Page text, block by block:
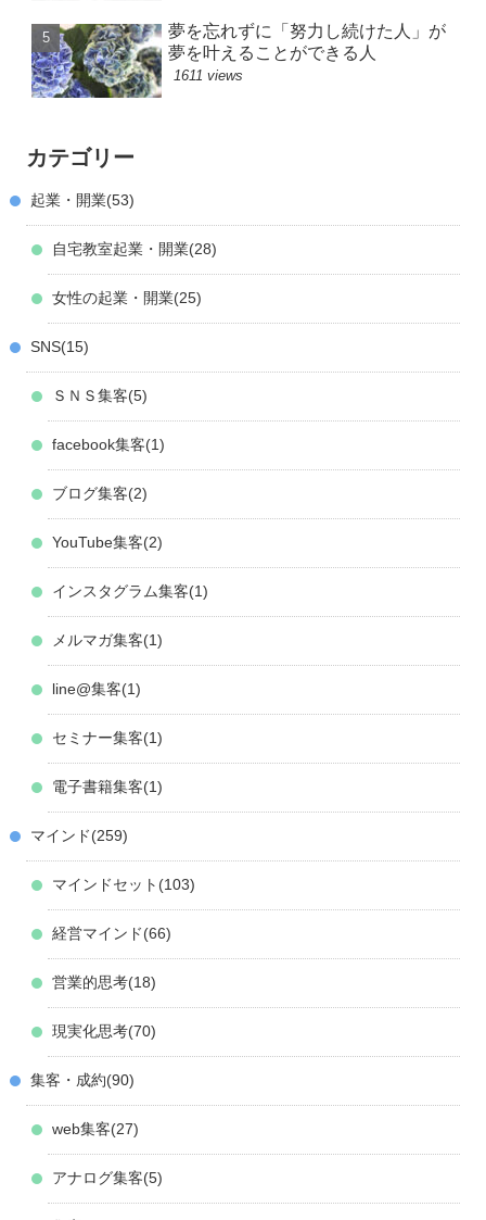
夢を忘れずに「努力し続けた人」が
夢を叶えることができる人
1611 views
カテゴリー
起業・開業 53
自宅教室起業・開業 28
女性の起業・開業 25
SNS 15
ＳＮＳ集客 5
facebook集客 1
ブログ集客 2
YouTube集客 2
インスタグラム集客 1
メルマガ集客 1
line@集客 1
セミナー集客 1
電子書籍集客 1
マインド 259
マインドセット 103
経営マインド 66
営業的思考 18
現実化思考 70
集客・成約 90
web集客 27
アナログ集客 5